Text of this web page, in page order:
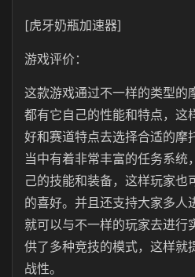
[虎牙奶瓶加速器]
游戏评价：
这款游戏通过不一样的类型的
都有它自己的性能和特点，这
好和赛道特点去选择合适的摩
当中有着非常丰富的任务系统
己的技能和装备，这样玩家也
的喜好。并且还支持大家多人
就可以与不一样的玩家去进行
供了多种竞技的模式，这样就
战性。